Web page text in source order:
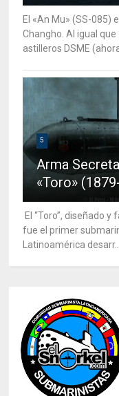
El «An Mu» (SS-085)
Changho. Al igual
astilleros DSME (ahora
5
Arma
«Toro»
El “Toro”, diseñado
fue el primer
Latinoamérica desarr...